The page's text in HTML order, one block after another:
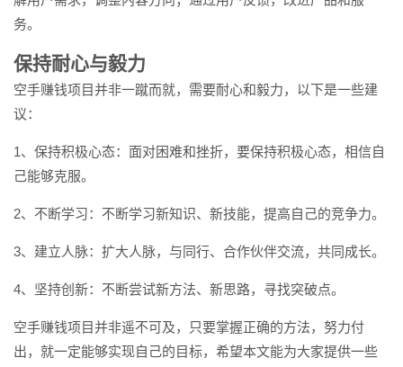
务。
保持耐心与毅力
空手赚钱项目并非一蹴而就，需要耐心和毅力，以下是一些建
议：
1、保持积极心态：面对困难和挫折，要保持积极心态，相信自
己能够克服。
2、不断学习：不断学习新知识、新技能，提高自己的竞争力。
3、建立人脉：扩大人脉，与同行、合作伙伴交流，共同成长。
4、坚持创新：不断尝试新方法、新思路，寻找突破点。
空手赚钱项目并非遥不可及，只要掌握正确的方法，努力付
出，就一定能够实现自己的目标，希望本文能为大家提供一些